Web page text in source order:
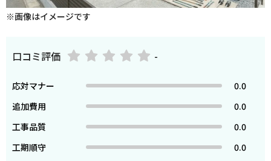
※画像はイメージです
口コミ評価 -
応対マナー
0.0
追加費用
0.0
工事品質
0.0
工期順守
0.0